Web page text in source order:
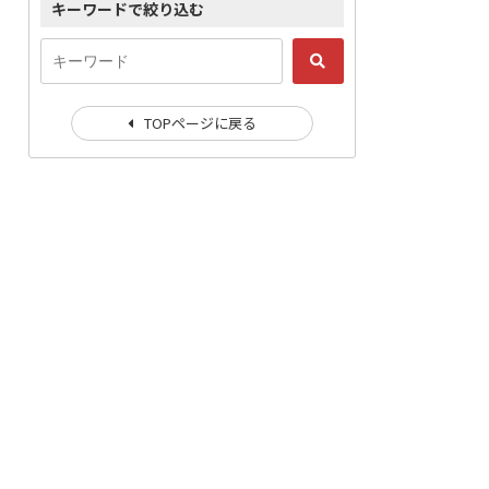
キーワードで絞り込む
TOPページに戻る